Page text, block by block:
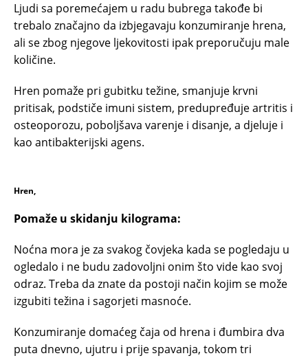
Ljudi sa poremećajem u radu bubrega takođe bi
trebalo značajno da izbjegavaju konzumiranje hrena,
ali se zbog njegove ljekovitosti ipak preporučuju male
količine.
Hren pomaže pri gubitku težine, smanjuje krvni
pritisak, podstiče imuni sistem, predupređuje artritis i
osteoporozu, poboljšava varenje i disanje, a djeluje i
kao antibakterijski agens.
Hren,
Pomaže u skidanju kilograma:
Noćna mora je za svakog čovjeka kada se pogledaju u
ogledalo i ne budu zadovoljni onim što vide kao svoj
odraz. Treba da znate da postoji način kojim se može
izgubiti težina i sagorjeti masnoće.
Konzumiranje domaćeg čaja od hrena i đumbira dva
puta dnevno, ujutru i prije spavanja, tokom tri